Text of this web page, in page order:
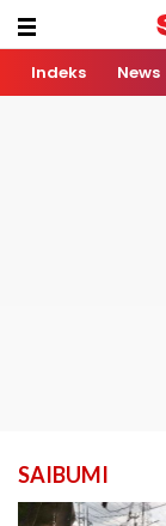
Indeks News
SAIBUMI